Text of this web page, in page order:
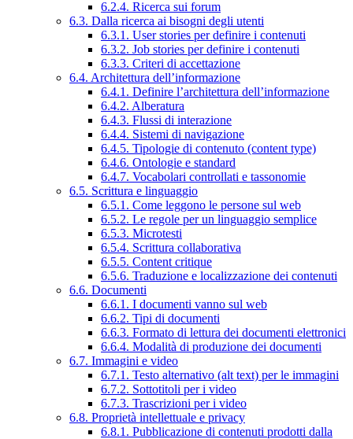
6.2.4. Ricerca sui forum
6.3. Dalla ricerca ai bisogni degli utenti
6.3.1. User stories per definire i contenuti
6.3.2. Job stories per definire i contenuti
6.3.3. Criteri di accettazione
6.4. Architettura dell’informazione
6.4.1. Definire l’architettura dell’informazione
6.4.2. Alberatura
6.4.3. Flussi di interazione
6.4.4. Sistemi di navigazione
6.4.5. Tipologie di contenuto (content type)
6.4.6. Ontologie e standard
6.4.7. Vocabolari controllati e tassonomie
6.5. Scrittura e linguaggio
6.5.1. Come leggono le persone sul web
6.5.2. Le regole per un linguaggio semplice
6.5.3. Microtesti
6.5.4. Scrittura collaborativa
6.5.5. Content critique
6.5.6. Traduzione e localizzazione dei contenuti
6.6. Documenti
6.6.1. I documenti vanno sul web
6.6.2. Tipi di documenti
6.6.3. Formato di lettura dei documenti elettronici
6.6.4. Modalità di produzione dei documenti
6.7. Immagini e video
6.7.1. Testo alternativo (alt text) per le immagini
6.7.2. Sottotitoli per i video
6.7.3. Trascrizioni per i video
6.8. Proprietà intellettuale e privacy
6.8.1. Pubblicazione di contenuti prodotti dalla